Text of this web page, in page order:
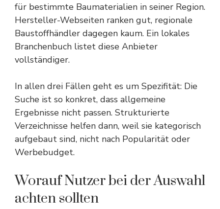
für bestimmte Baumaterialien in seiner Region.
Hersteller-Webseiten ranken gut, regionale
Baustoffhändler dagegen kaum. Ein lokales
Branchenbuch listet diese Anbieter
vollständiger.
In allen drei Fällen geht es um Spezifität: Die
Suche ist so konkret, dass allgemeine
Ergebnisse nicht passen. Strukturierte
Verzeichnisse helfen dann, weil sie kategorisch
aufgebaut sind, nicht nach Popularität oder
Werbebudget.
Worauf Nutzer bei der Auswahl
achten sollten